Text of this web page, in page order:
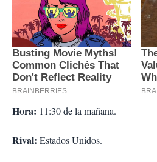
Hora: 11:30 de la mañana.
Rival: Estados Unidos.